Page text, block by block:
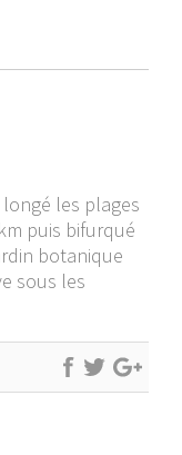
les plages
puis bifurqué
botanique
sous les